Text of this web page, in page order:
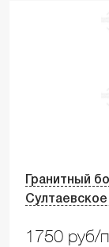
Гранитный
1750 руб/